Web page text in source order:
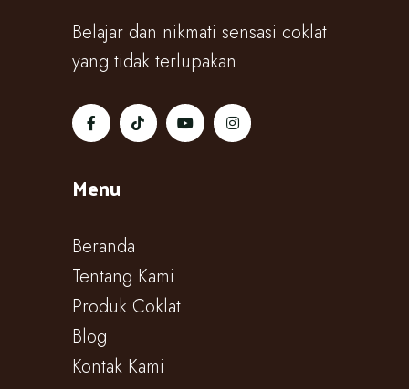
Belajar dan nikmati sensasi coklat
yang tidak terlupakan
Menu
Beranda
Tentang Kami
Produk Coklat
Blog
Kontak Kami